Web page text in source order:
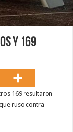
y 169
169 resultaron
ruso contra